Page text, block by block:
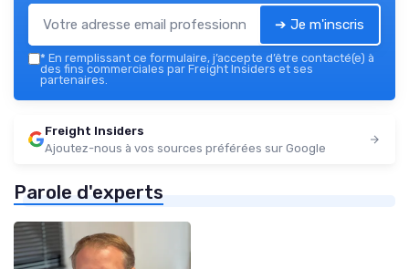
➔ Je m'inscris
* En remplissant ce formulaire, j’accepte d’être contacté(e) à
des fins commerciales par Freight Insiders et ses
partenaires.
Freight Insiders
Ajoutez-nous à vos sources préférées sur Google
Parole d'experts